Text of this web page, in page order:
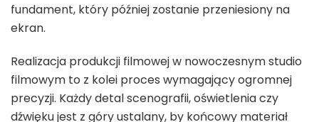
fundament, który później zostanie przeniesiony na
ekran.
Realizacja produkcji filmowej w nowoczesnym studio
filmowym to z kolei proces wymagający ogromnej
precyzji. Każdy detal scenografii, oświetlenia czy
dźwięku jest z góry ustalany, by końcowy materiał